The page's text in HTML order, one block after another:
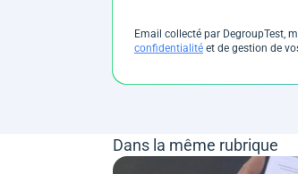
Email collecté par DegroupTest,
confidentialité et de gestion de
Dans la même rubrique